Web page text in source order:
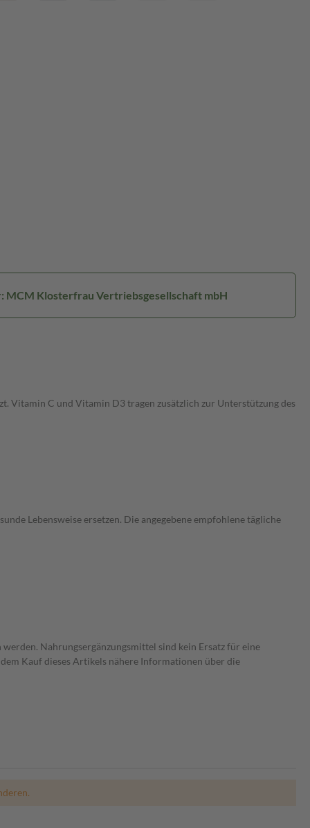
MCM Klosterfrau Vertriebsgesellschaft mbH
Vitamin C und Vitamin D3 tragen zusätzlich zur Unterstützung des
Lebensweise ersetzen. Die angegebene empfohlene tägliche
Nahrungsergänzungsmittel sind kein Ersatz für eine
Kauf dieses Artikels nähere Informationen über die